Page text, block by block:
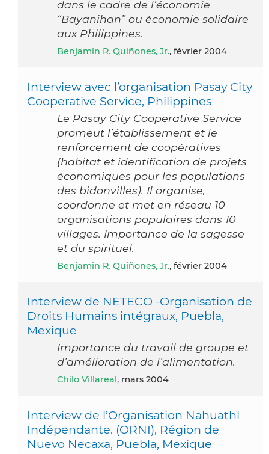
dans le cadre de l’économie
“Bayanihan” ou économie solidaire
aux Philippines.
Benjamin R. Quiñones, Jr., février 2004
Interview avec l’organisation Pasay City
Cooperative Service, Philippines
Le Pasay City Cooperative Service
promeut l’établissement et le
renforcement de coopératives
(habitat et identification de projets
économiques pour les populations
des bidonvilles). Il organise,
coordonne et met en réseau 10
organisations populaires dans 10
villages. Importance de la sagesse
et du spirituel.
Benjamin R. Quiñones, Jr., février 2004
Interview de NETECO -Organisation de
Droits Humains intégraux, Puebla,
Mexique
Importance du travail de groupe et
d’amélioration de l’alimentation.
Chilo Villareal , mars 2004
Interview de l’Organisation Nahuathl
Indépendante. (ORNI), Région de
Nuevo Necaxa, Puebla, Mexique